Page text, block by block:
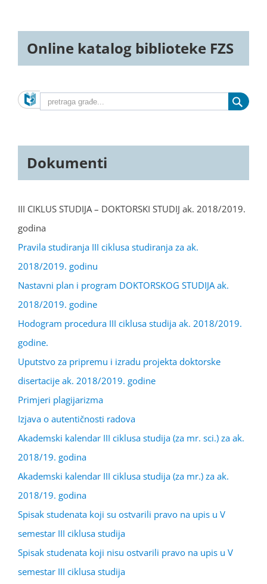
Online katalog biblioteke FZS
Dokumenti
III CIKLUS STUDIJA – DOKTORSKI STUDIJ ak. 2018/2019.
godina
Pravila studiranja III ciklusa studiranja za ak.
2018/2019. godinu
Nastavni plan i program DOKTORSKOG STUDIJA ak.
2018/2019. godine
Hodogram procedura III ciklusa studija ak. 2018/2019.
godine.
Uputstvo za pripremu i izradu projekta doktorske
disertacije ak. 2018/2019. godine
Primjeri plagijarizma
Izjava o autentičnosti radova
Akademski kalendar III ciklusa studija (za mr. sci.) za ak.
2018/19. godina
Akademski kalendar III ciklusa studija (za mr.) za ak.
2018/19. godina
Spisak studenata koji su ostvarili pravo na upis u V
semestar III ciklusa studija
Spisak studenata koji nisu ostvarili pravo na upis u V
semestar III ciklusa studija